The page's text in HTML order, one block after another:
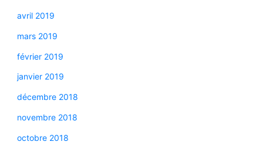
avril 2019
mars 2019
février 2019
janvier 2019
décembre 2018
novembre 2018
octobre 2018